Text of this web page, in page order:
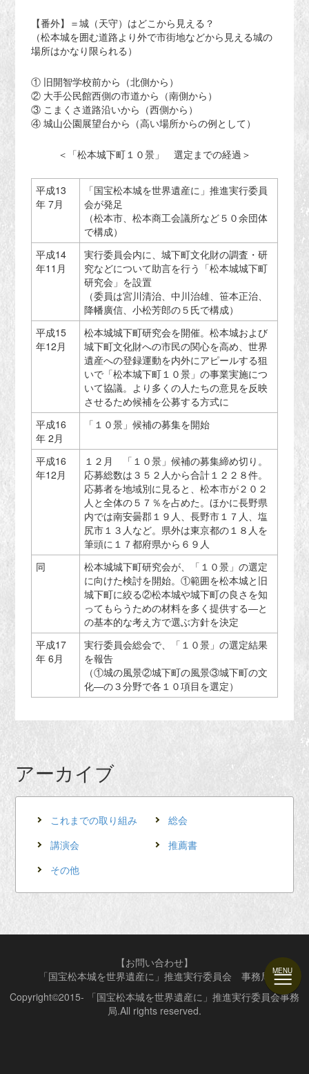
【番外】＝城（天守）はどこから見える？
（松本城を囲む道路より外で市街地などから見える城の
場所はかなり限られる）
① 旧開智学校前から（北側から）
② 大手公民館西側の市道から（南側から）
③ こまくさ道路沿いから（西側から）
④ 城山公園展望台から（高い場所からの例として）
＜「松本城下町１０景」 選定までの経過＞
平成13
年 7月
「国宝松本城を世界遺産に」推進実行委員
会が発足
（松本市、松本商工会議所など５０余団体
で構成）
平成14
年11月
実行委員会内に、城下町文化財の調査・研
究などについて助言を行う「松本城城下町
研究会」を設置
（委員は宮川清治、中川治雄、笹本正治、
降幡廣信、小松芳郎の５氏で構成）
平成15
年12月
松本城城下町研究会を開催。松本城および
城下町文化財への市民の関心を高め、世界
遺産への登録運動を内外にアピールする狙
いで「松本城下町１０景」の事業実施につ
いて協議。より多くの人たちの意見を反映
させるため候補を公募する方式に
平成16
年 2月
「１０景」候補の募集を開始
平成16
年12月
１２月 「１０景」候補の募集締め切り。
応募総数は３５２人から合計１２２８件。
応募者を地域別に見ると、松本市が２０２
人と全体の５７％を占めた。ほかに長野県
内では南安曇郡１９人、長野市１７人、塩
尻市１３人など。県外は東京都の１８人を
筆頭に１７都府県から６９人
同
松本城城下町研究会が、「１０景」の選定
に向けた検討を開始。①範囲を松本城と旧
城下町に絞る②松本城や城下町の良さを知
ってもらうための材料を多く提供する―と
の基本的な考え方で選ぶ方針を決定
平成17
年 6月
実行委員会総会で、「１０景」の選定結果
を報告
（①城の風景②城下町の風景③城下町の文
化―の３分野で各１０項目を選定）
アーカイブ
これまでの取り組み
総会
講演会
推薦書
その他
【お問い合わせ】
「国宝松本城を世界遺産に」推進実行委員会 事務局
Copyright©2015- 「国宝松本城を世界遺産に」推進実行委員会事務
局.All rights reserved.